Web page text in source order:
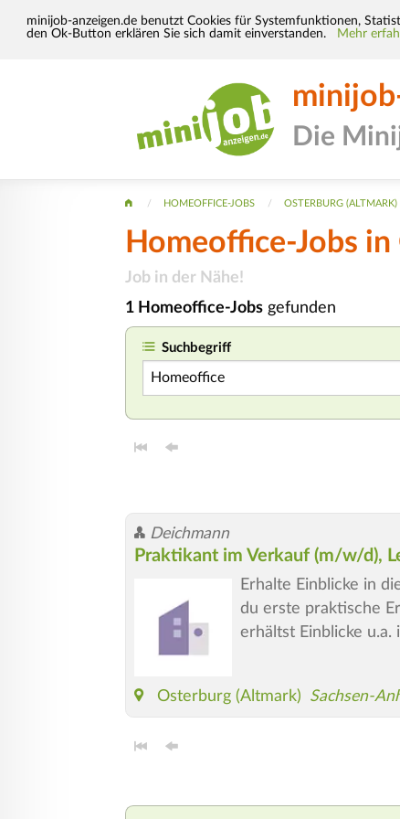
minijob-anzeigen.de benutzt Cookies für Systemfunktionen,
den Ok-Button erklären Sie sich damit einverstanden.
Mehr
Die
HOMEOFFICE-JOBS OSTERBURG (ALTMARK)
Homeoffice-Jobs
Job in der Nähe!
1 Homeoffice-Jobs gefunden
Suchbegriff
Deichmann
Praktikant im Verkauf (m/w/d),
Erhalte Einblicke in
du erste praktische
erhältst Einblicke u.a.
Osterburg (Altmark) Sachsen-